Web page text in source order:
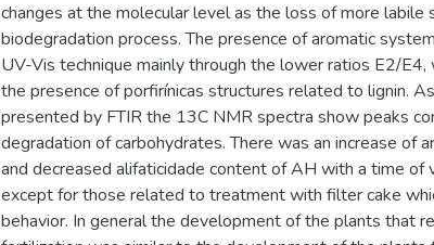
changes at the molecular level as the loss of more labile
biodegradation process. The presence of aromatic
UV-Vis technique mainly through the lower ratios E2/E4,
the presence of porfirínicas structures related to lignin.
presented by FTIR the 13C NMR spectra show peaks
degradation of carbohydrates. There was an increase of
and decreased alifaticidade content of AH with a time of
except for those related to treatment with filter cake
behavior. In general the development of the plants that